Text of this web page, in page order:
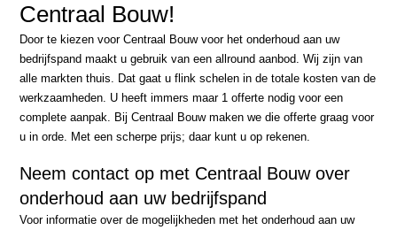
Centraal Bouw!
Door te kiezen voor Centraal Bouw voor het onderhoud aan uw
bedrijfspand maakt u gebruik van een allround aanbod. Wij zijn van
alle markten thuis. Dat gaat u flink schelen in de totale kosten van de
werkzaamheden. U heeft immers maar 1 offerte nodig voor een
complete aanpak. Bij Centraal Bouw maken we die offerte graag voor
u in orde. Met een scherpe prijs; daar kunt u op rekenen.
Neem contact op met Centraal Bouw over
onderhoud aan uw bedrijfspand
Voor informatie over de mogelijkheden met het onderhoud aan uw